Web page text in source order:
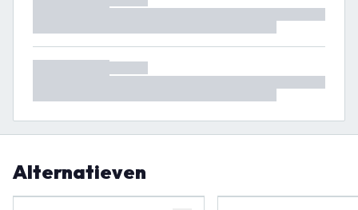
Alternatieven